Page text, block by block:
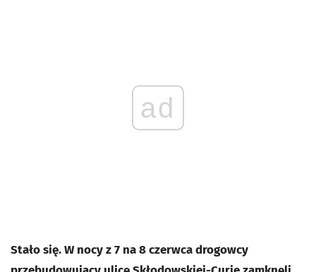
ad
Stało się. W nocy z 7 na 8 czerwca drogowcy